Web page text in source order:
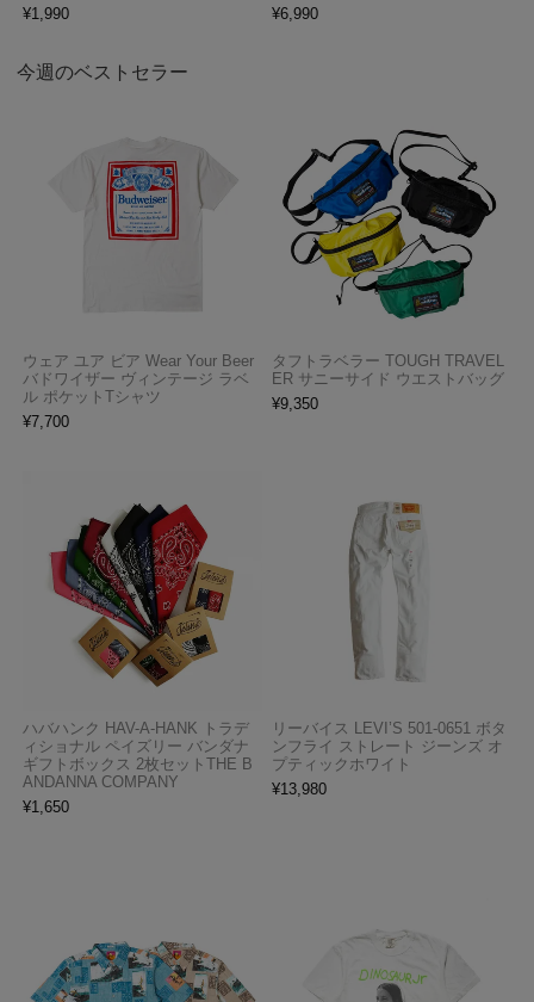
¥1,990
¥6,990
今週のベストセラー
ウェア ユア ビア Wear Your Beer
バドワイザー ヴィンテージ ラベ
ル ポケットTシャツ
¥7,700
タフトラベラー TOUGH TRAVEL
ER サニーサイド ウエストバッグ
¥9,350
ハバハンク HAV-A-HANK トラデ
ィショナル ペイズリー バンダナ
ギフトボックス 2枚セットTHE B
ANDANNA COMPANY
¥1,650
リーバイス LEVI’S 501-0651 ボタ
ンフライ ストレート ジーンズ オ
プティックホワイト
¥13,980